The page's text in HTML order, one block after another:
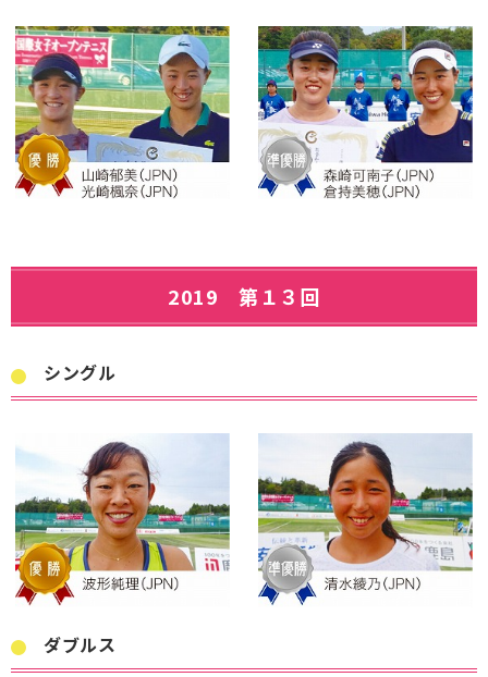
2019 第１３回
シングル
ダブルス